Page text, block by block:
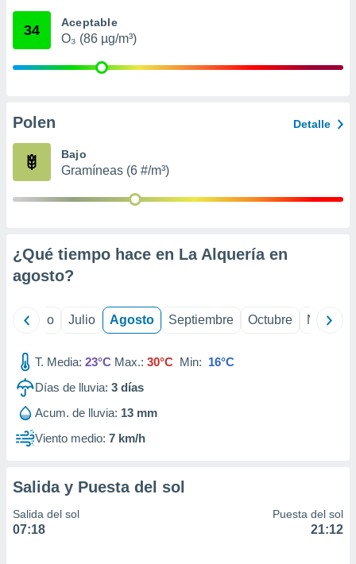
mediante
publicidad
de
34 Aceptable
O₃ (86 µg/m³)
Polen Detalle
Bajo
Gramíneas (6 #/m³)
¿Qué tiempo hace en La Alquería en
agosto?
Junio Julio Agosto Septiembre Octubre
T. Media: 23°C Max.: 30°C Min: 16°C
Días de lluvia: 3 días
Acum. de lluvia: 13 mm
Viento medio: 7 km/h
Salida y Puesta del sol
Salida del sol
07:18
Puesta del sol
21:12